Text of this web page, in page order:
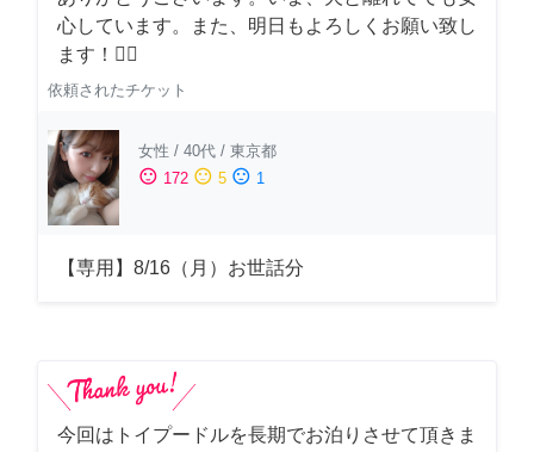
心しています。また、明日もよろしくお願い致し
ます！🙇‍♂️
依頼されたチケット
女性 / 40代 / 東京都
sentiment_satisfied 172 sentiment_neutral 5 sentiment_dissatisfied 1
【専用】8/16（月）お世話分
今回はトイプードルを長期でお泊りさせて頂きま